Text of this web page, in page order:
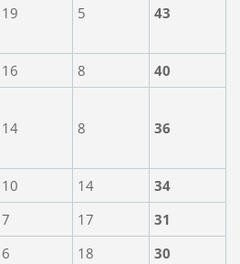
19 5 43
16 8 40
14 8 36
10 14
34
7 17
31
6 18
30